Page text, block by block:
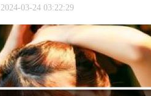
2024-03-24 03:22:29